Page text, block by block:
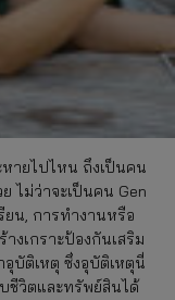
หายไปไหน ถึงเป็นคน
ไม่ว่าจะเป็นคน Gen
ยน, การทำงานหรือ
งเกราะป้องกันเสริม
อุบัติเหตุ ซึ่งอุบัติเหตุนี่
ชีวิตและทรัพย์สินได้